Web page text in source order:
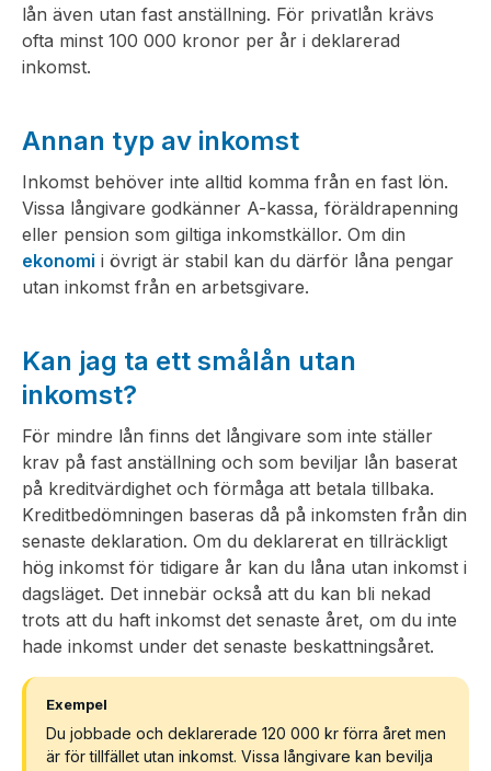
lån även utan fast anställning. För privatlån krävs
ofta minst 100 000 kronor per år i deklarerad
inkomst.
Annan typ av inkomst
Inkomst behöver inte alltid komma från en fast lön.
Vissa långivare godkänner A-kassa, föräldrapenning
eller pension som giltiga inkomstkällor. Om din
ekonomi i övrigt är stabil kan du därför låna pengar
utan inkomst från en arbetsgivare.
Kan jag ta ett smålån utan
inkomst?
För mindre lån finns det långivare som inte ställer
krav på fast anställning och som beviljar lån baserat
på kreditvärdighet och förmåga att betala tillbaka.
Kreditbedömningen baseras då på inkomsten från din
senaste deklaration. Om du deklarerat en tillräckligt
hög inkomst för tidigare år kan du låna utan inkomst i
dagsläget. Det innebär också att du kan bli nekad
trots att du haft inkomst det senaste året, om du inte
hade inkomst under det senaste beskattningsåret.
Exempel
Du jobbade och deklarerade 120 000 kr förra året men
är för tillfället utan inkomst. Vissa långivare kan bevilja